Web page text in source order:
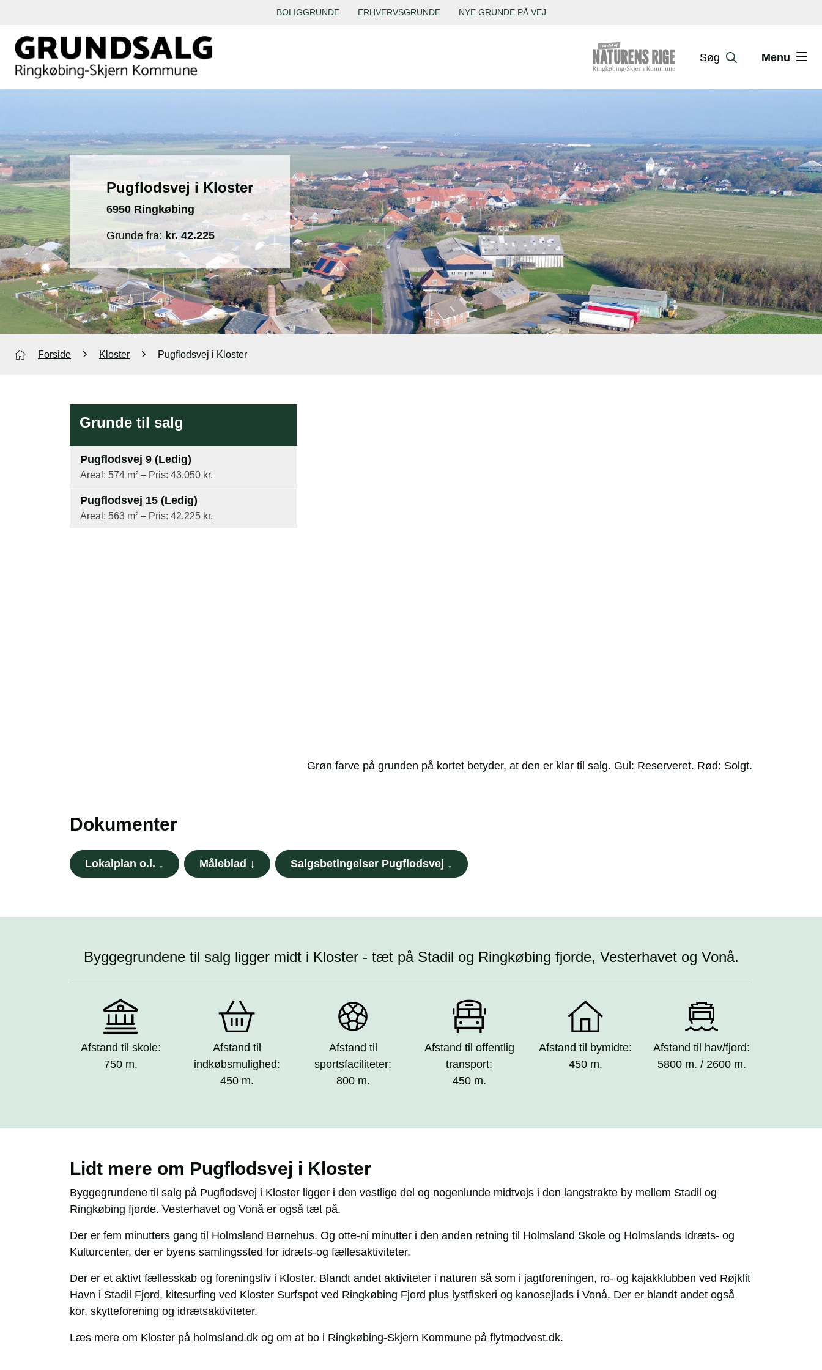
BOLIGGRUNDE ERHVERVSGRUNDE NYE GRUNDE PÅ VEJ
Søg Menu
Pugflodsvej i Kloster
6950 Ringkøbing
Grunde fra: kr. 42.225
Forside Kloster Pugflodsvej i Kloster
Grunde til salg
Pugflodsvej 9 (Ledig)
Areal: 574 m² – Pris: 43.050 kr.
Pugflodsvej 15 (Ledig)
Areal: 563 m² – Pris: 42.225 kr.
Grøn farve på grunden på kortet betyder, at den er klar til salg. Gul: Reserveret. Rød: Solgt.
Dokumenter
Lokalplan o.l. ↓ Måleblad ↓ Salgsbetingelser Pugflodsvej ↓
Byggegrundene til salg ligger midt i Kloster - tæt på Stadil og Ringkøbing fjorde, Vesterhavet og Vonå.
Afstand til skole:
750 m.
Afstand til
indkøbsmulighed:
450 m.
Afstand til
sportsfaciliteter:
800 m.
Afstand til offentlig
transport:
450 m.
Afstand til bymidte:
450 m.
Afstand til hav/fjord:
5800 m. / 2600 m.
Lidt mere om Pugflodsvej i Kloster
Byggegrundene til salg på Pugflodsvej i Kloster ligger i den vestlige del og nogenlunde midtvejs i den langstrakte by mellem Stadil og
Ringkøbing fjorde. Vesterhavet og Vonå er også tæt på.
Der er fem minutters gang til Holmsland Børnehus. Og otte-ni minutter i den anden retning til Holmsland Skole og Holmslands Idræts- og
Kulturcenter, der er byens samlingssted for idræts-og fællesaktiviteter.
Der er et aktivt fællesskab og foreningsliv i Kloster. Blandt andet aktiviteter i naturen så som i jagtforeningen, ro- og kajakklubben ved Røjklit
Havn i Stadil Fjord, kitesurfing ved Kloster Surfspot ved Ringkøbing Fjord plus lystfiskeri og kanosejlads i Vonå. Der er blandt andet også
kor, skytteforening og idrætsaktiviteter.
Læs mere om Kloster på holmsland.dk og om at bo i Ringkøbing-Skjern Kommune på flytmodvest.dk.